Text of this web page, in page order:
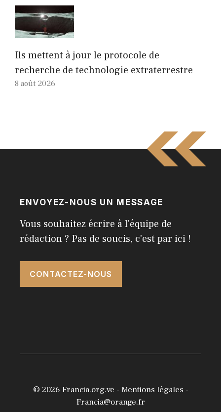
Ils mettent à jour le protocole de
recherche de technologie extraterrestre
8 août 2026
ENVOYEZ-NOUS UN MESSAGE
Vous souhaitez écrire à l'équipe de
rédaction ? Pas de soucis, c'est par ici !
CONTACTEZ-NOUS
© 2026 Francia.org.ve - Mentions légales -
Francia@orange.fr